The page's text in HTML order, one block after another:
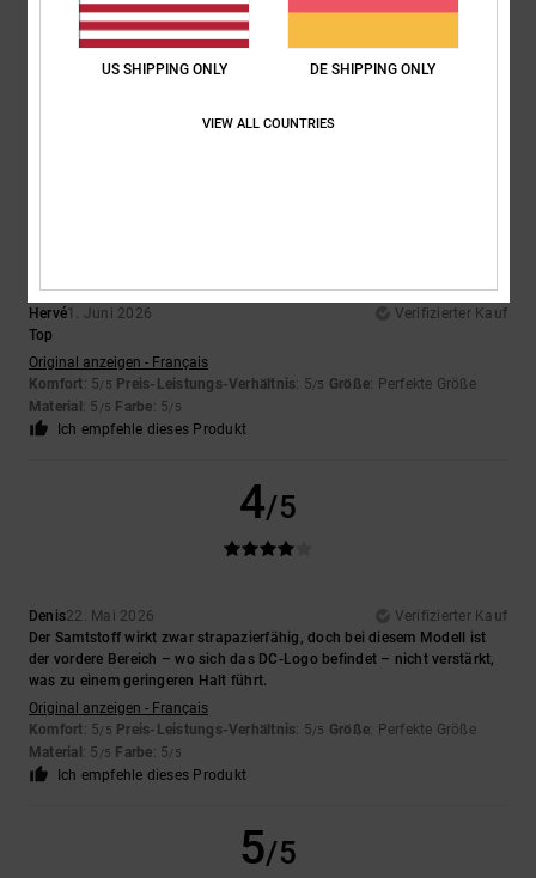
Hicham23. Juni 2026
Verifizierter Kauf
Tolle Kappe, coole Farbe, gut verarbeitet
Original anzeigen - Français
Ich empfehle dieses Produkt
Hervé1. Juni 2026
Verifizierter Kauf
Top
Original anzeigen - Français
Komfort: 5/5 Preis-Leistungs-Verhältnis: 5/5 Größe: Perfekte Größe
Material : 5 /5 Farbe: 5/5
Ich empfehle dieses Produkt
4/5
Denis22. Mai 2026
Verifizierter Kauf
Der Samtstoff wirkt zwar strapazierfähig, doch bei diesem Modell ist
der vordere Bereich – wo sich das DC-Logo befindet – nicht verstärkt,
was zu einem geringeren Halt führt.
Original anzeigen - Français
Komfort: 5/5 Preis-Leistungs-Verhältnis: 5/5 Größe: Perfekte Größe
Material : 5 /5 Farbe: 5/5
Ich empfehle dieses Produkt
5/5
US SHIPPING ONLY DE SHIPPING ONLY
VIEW ALL COUNTRIES